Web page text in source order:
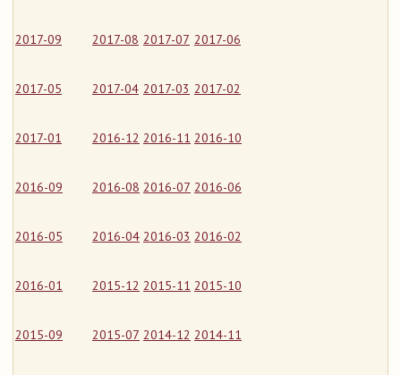
2017-09 2017-08 2017-07 2017-06
2017-05 2017-04 2017-03 2017-02
2017-01 2016-12 2016-11 2016-10
2016-09 2016-08 2016-07 2016-06
2016-05 2016-04 2016-03 2016-02
2016-01 2015-12 2015-11 2015-10
2015-09 2015-07 2014-12 2014-11